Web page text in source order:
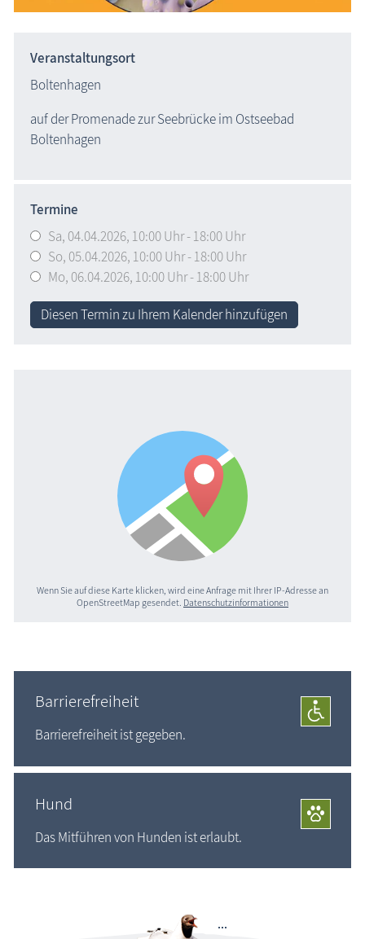
Veranstaltungsort
Boltenhagen
auf der Promenade zur Seebrücke im Ostseebad
Boltenhagen
Termine
Sa, 04.04.2026, 10:00Uhr- 18:00Uhr
So, 05.04.2026, 10:00Uhr- 18:00Uhr
Mo, 06.04.2026, 10:00Uhr- 18:00Uhr
Diesen Termin zu Ihrem Kalender hinzufügen
Wenn Sie auf diese Karte klicken, wird eine Anfrage mit Ihrer IP-Adresse an
OpenStreetMap gesendet. Datenschutzinformationen
Barrierefreiheit
Barrierefreiheit ist gegeben.
Hund
Das Mitführen von Hunden ist erlaubt.